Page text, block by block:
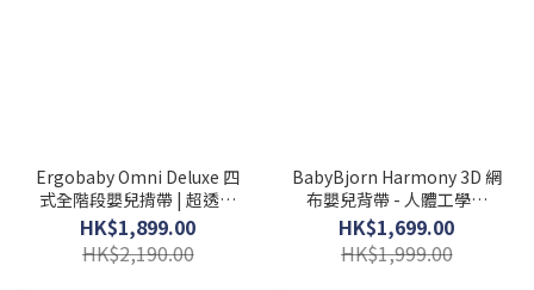
Ergobaby Omni Deluxe 四
式全階段嬰兒揹帶 | 超透氣
SoftFlex™網布 香港行貨
HK$1,899.00
HK$2,190.00
BabyBjorn Harmony 3D 網
布嬰兒背帶 - 人體工學設
計，透氣舒適，香港行貨
HK$1,699.00
HK$1,999.00